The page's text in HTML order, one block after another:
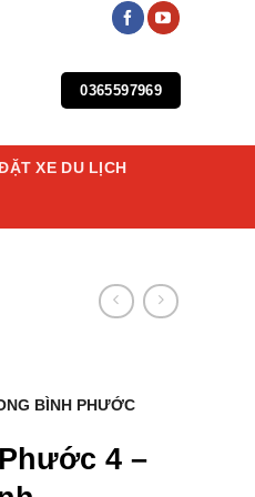
0365597969
XE DU LỊCH
BÌNH PHƯỚC
4 –